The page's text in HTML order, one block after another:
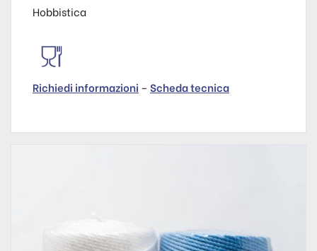
Hobbistica
Richiedi informazioni – Scheda tecnica